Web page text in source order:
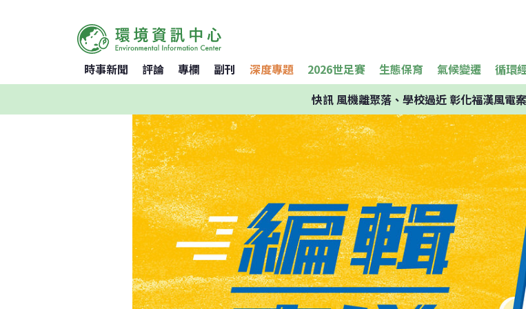
時事新聞 評論 專欄 副刊 深度專題 2026世足賽 生態保育 氣候變遷 循環
快訊風機離聚落、學校過近 彰化福漢風電